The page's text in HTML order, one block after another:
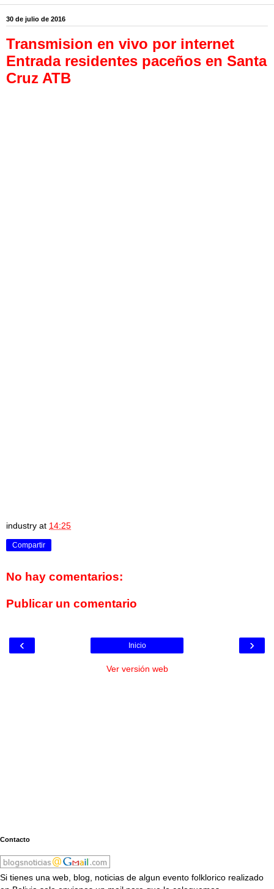
30 de julio de 2016
Transmision en vivo por internet
Entrada residentes paceños en Santa
Cruz ATB
industry at 14:25
Compartir
No hay comentarios:
Publicar un comentario
‹ ›
Inicio
Ver versión web
Contacto
Si tienes una web, blog, noticias de algun evento folklorico realizado